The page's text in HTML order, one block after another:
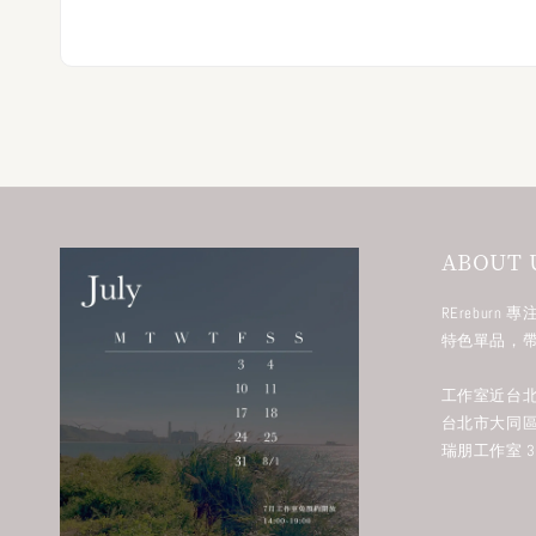
ABOUT
REreburn 專
特色單品，
工作室近台
台北市大同
瑞朋工作室